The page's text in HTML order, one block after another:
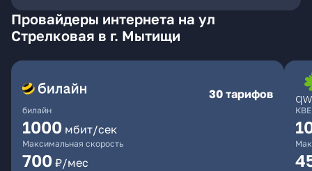
Провайдеры интернета на ул
Стрелковая в г. Мытищи
билайн
30 тарифов
1000 мбит/сек
Максимальная скорость
700 ₽/мес